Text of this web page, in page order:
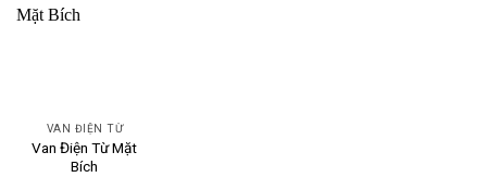
VAN ĐIỆN TỪ
Van Điện Từ Mặt
Bích